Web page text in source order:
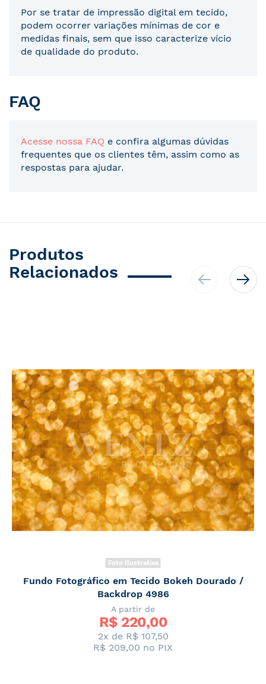
Por se tratar de impressão digital em tecido,
podem ocorrer variações mínimas de cor e
medidas finais, sem que isso caracterize vício
de qualidade do produto.
FAQ
Acesse nossa FAQ e confira algumas dúvidas
frequentes que os clientes têm, assim como as
respostas para ajudar.
Produtos
Relacionados
Foto Ilustrativa
Fundo Fotográfico em Tecido Bokeh Dourado /
Backdrop 4986
A partir de
R$ 220,00
2x de R$ 107,50
R$ 209,00 no PIX